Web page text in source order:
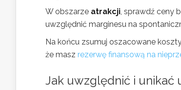
W obszarze atrakcji , sprawdź ceny
uwzględnić marginesu na
Na końcu zsumuj oszacowane
że masz rezerwę finansową na
Jak uwzględnić i unikać